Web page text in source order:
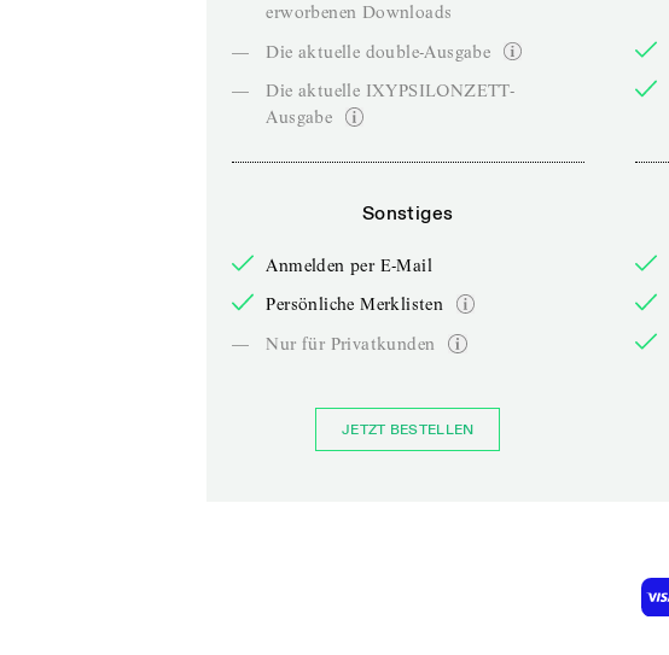
erworbenen Downloads
—
Die aktuelle double-Ausgabe
—
Die aktuelle IXYPSILONZETT-
Ausgabe
Sonstiges
Anmelden per E-Mail
Persönliche Merklisten
—
Nur für Privatkunden
JETZT BESTELLEN